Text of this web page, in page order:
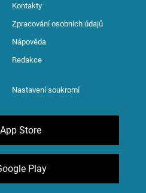
Kontakty
Zpracování osobních údajů
Nápověda
Redakce
Nastavení soukromí
App Store
Play